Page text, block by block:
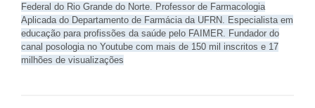
Federal do Rio Grande do Norte. Professor de Farmacologia
Aplicada do Departamento de Farmácia da UFRN. Especialista em
educação para profissões da saúde pelo FAIMER. Fundador do
canal posologia no Youtube com mais de 150 mil inscritos e 17
milhões de visualizações